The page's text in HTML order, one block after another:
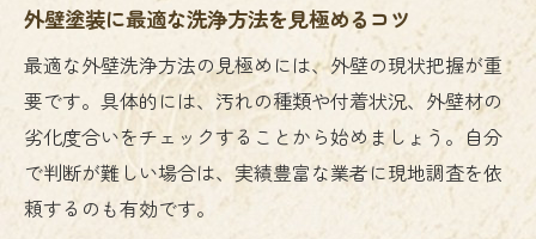
外壁塗装に最適な洗浄方法を見極めるコツ
最適な外壁洗浄方法の見極めには、外壁の現状把握が重
要です。具体的には、汚れの種類や付着状況、外壁材の
劣化度合いをチェックすることから始めましょう。自分
で判断が難しい場合は、実績豊富な業者に現地調査を依
頼するのも有効です。